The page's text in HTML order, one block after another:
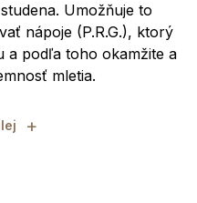
Umožňuje to
nápoje (P.R.G.), ktorý
a podľa toho okamžite a
mletia.
+